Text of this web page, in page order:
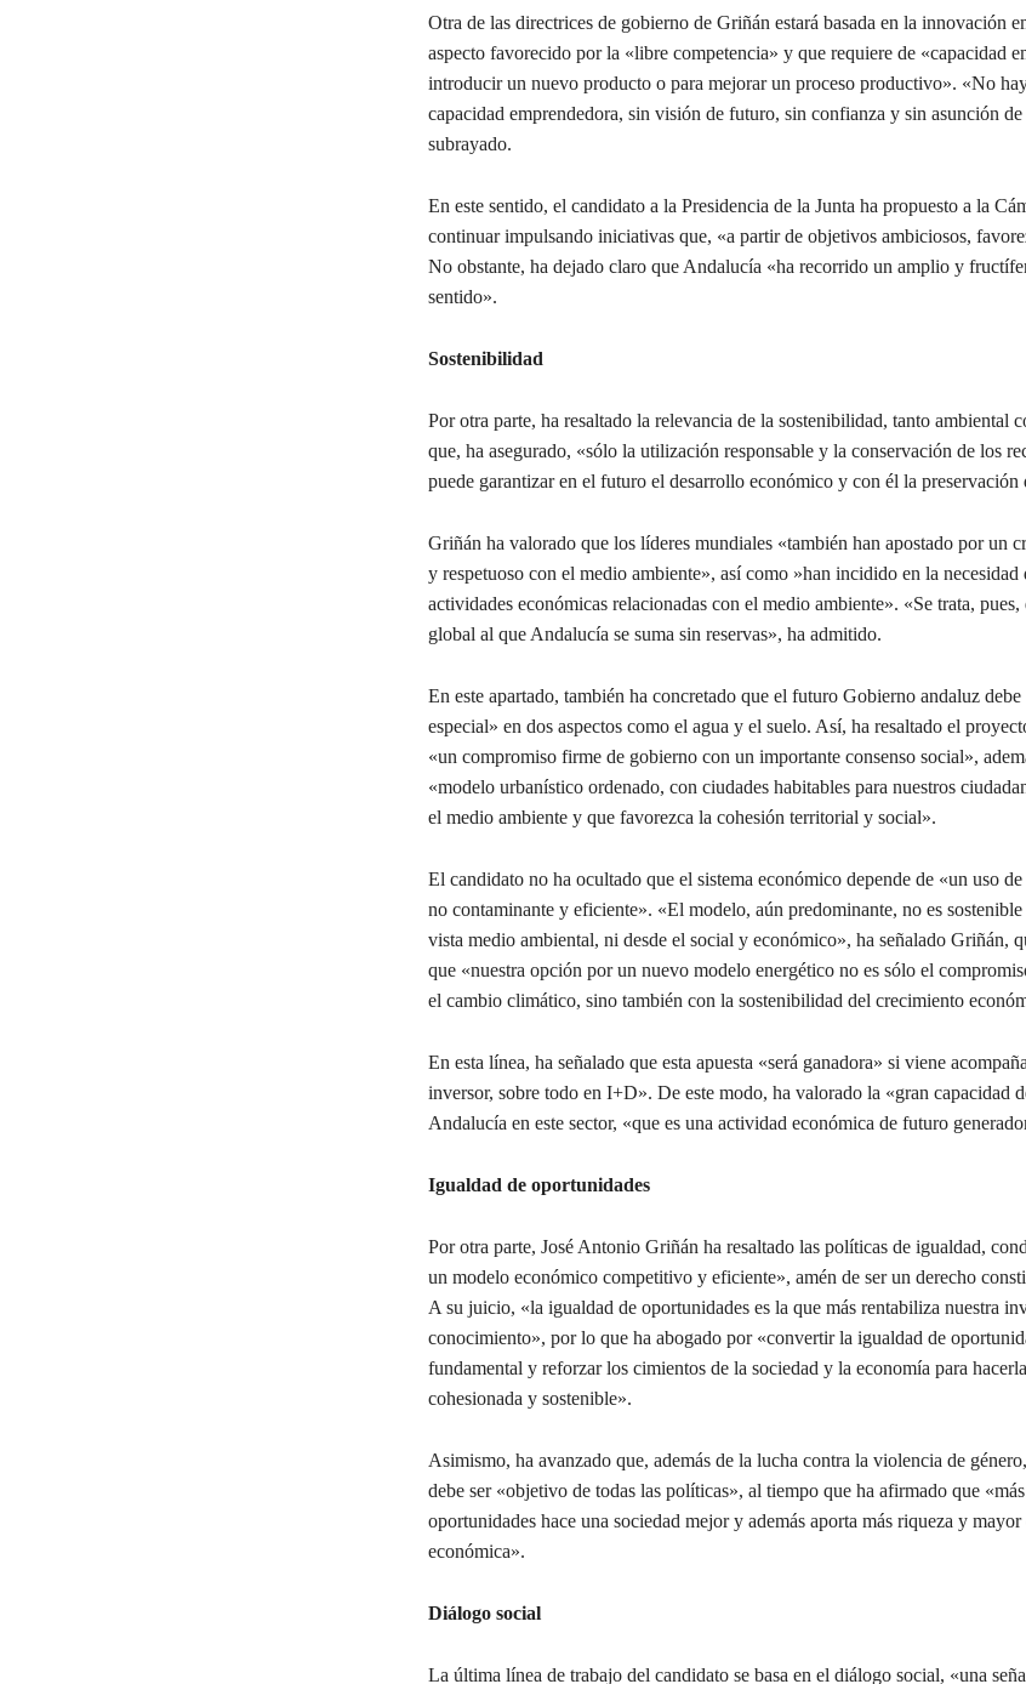
Otra de las directrices de gobierno de Griñán estará basada en la innovación
aspecto favorecido por la «libre competencia» y que requiere de «capacidad
introducir un nuevo producto o para mejorar un proceso productivo». «No
capacidad emprendedora, sin visión de futuro, sin confianza y sin asunción de
subrayado.
En este sentido, el candidato a la Presidencia de la Junta ha propuesto a la
continuar impulsando iniciativas que, «a partir de objetivos ambiciosos,
No obstante, ha dejado claro que Andalucía «ha recorrido un amplio y
sentido».
Sostenibilidad
Por otra parte, ha resaltado la relevancia de la sostenibilidad, tanto ambiental
que, ha asegurado, «sólo la utilización responsable y la conservación de los
puede garantizar en el futuro el desarrollo económico y con él la preservación
Griñán ha valorado que los líderes mundiales «también han apostado por un
y respetuoso con el medio ambiente», así como »han incidido en la necesidad
actividades económicas relacionadas con el medio ambiente». «Se trata,
global al que Andalucía se suma sin reservas», ha admitido.
En este apartado, también ha concretado que el futuro Gobierno andaluz
especial» en dos aspectos como el agua y el suelo. Así, ha resaltado el
«un compromiso firme de gobierno con un importante consenso social»,
«modelo urbanístico ordenado, con ciudades habitables para nuestros
el medio ambiente y que favorezca la cohesión territorial y social».
El candidato no ha ocultado que el sistema económico depende de «un uso
no contaminante y eficiente». «El modelo, aún predominante, no es
vista medio ambiental, ni desde el social y económico», ha señalado Griñán,
que «nuestra opción por un nuevo modelo energético no es sólo el
el cambio climático, sino también con la sostenibilidad del crecimiento
En esta línea, ha señalado que esta apuesta «será ganadora» si viene
inversor, sobre todo en I+D». De este modo, ha valorado la «gran capacidad
Andalucía en este sector, «que es una actividad económica de futuro
Igualdad de oportunidades
Por otra parte, José Antonio Griñán ha resaltado las políticas de igualdad,
un modelo económico competitivo y eficiente», amén de ser un derecho
A su juicio, «la igualdad de oportunidades es la que más rentabiliza nuestra
conocimiento», por lo que ha abogado por «convertir la igualdad de
fundamental y reforzar los cimientos de la sociedad y la economía para
cohesionada y sostenible».
Asimismo, ha avanzado que, además de la lucha contra la violencia de
debe ser «objetivo de todas las políticas», al tiempo que ha afirmado que
oportunidades hace una sociedad mejor y además aporta más riqueza y
económica».
Diálogo social
La última línea de trabajo del candidato se basa en el diálogo social, «una